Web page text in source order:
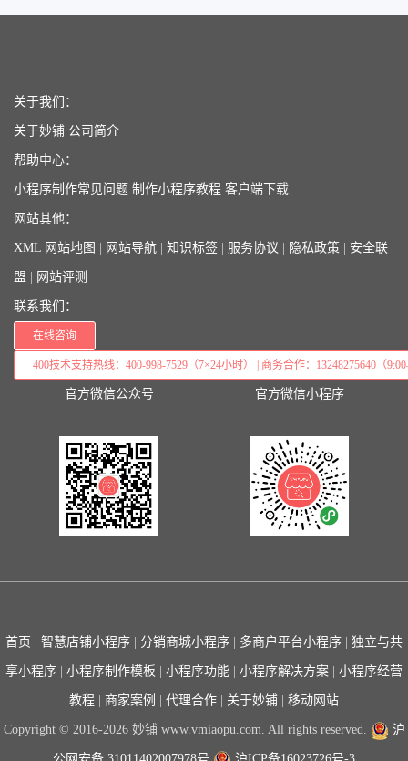
关于我们：
关于妙铺 公司简介
帮助中心：
小程序制作常见问题 制作小程序教程 客户端下载
网站其他：
XML 网站地图 网站导航 知识标签 服务协议 隐私政策 安全联
盟 网站评测
联系我们：
在线咨询
400技术支持热线：400-998-7529（7×24小时） | 商务合作：13248275640（
官方微信公众号 官方微信小程序
首页 智慧店铺小程序 分销商城小程序 多商户平台小程序 独立与共
享小程序 小程序制作模板 小程序功能 小程序解决方案 小程序经营
教程 商家案例 代理合作 关于妙铺 移动网站
Copyright © 2016-2026 妙铺 www.vmiaopu.com. All rights reserved. 沪